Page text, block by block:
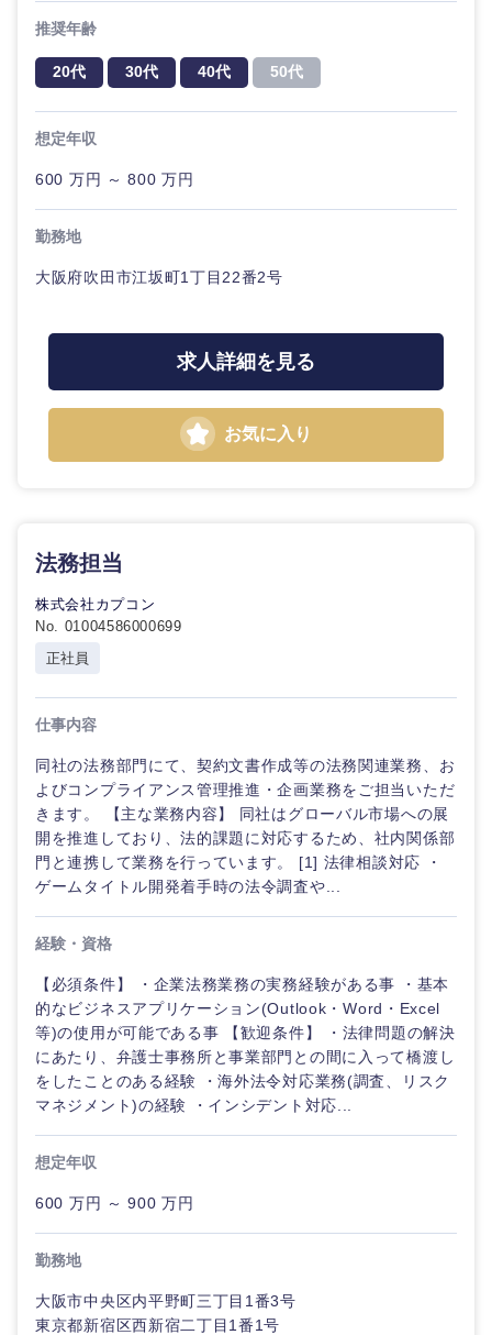
滋賀県
奈良県 和歌山県
推奨年齢
20代 30代 40代 50代
想定年収
600 万円 ～ 800 万円
勤務地
大阪府吹田市江坂町1丁目22番2号
求人詳細を見る
お気に入り
法務担当
株式会社カプコン
No. 01004586000699
正社員
仕事内容
同社の法務部門にて、契約文書作成等の法務関連業務、お
よびコンプライアンス管理推進・企画業務をご担当いただ
きます。 【主な業務内容】 同社はグローバル市場への展
開を推進しており、法的課題に対応するため、社内関係部
門と連携して業務を行っています。 [1] 法律相談対応 ・
ゲームタイトル開発着手時の法令調査や...
経験・資格
【必須条件】 ・企業法務業務の実務経験がある事 ・基本
的なビジネスアプリケーション(Outlook・Word・Excel
等)の使用が可能である事 【歓迎条件】 ・法律問題の解決
にあたり、弁護士事務所と事業部門との間に入って橋渡し
をしたことのある経験 ・海外法令対応業務(調査、リスク
マネジメント)の経験 ・インシデント対応...
想定年収
600 万円 ～ 900 万円
勤務地
大阪市中央区内平野町三丁目1番3号
東京都新宿区西新宿二丁目1番1号